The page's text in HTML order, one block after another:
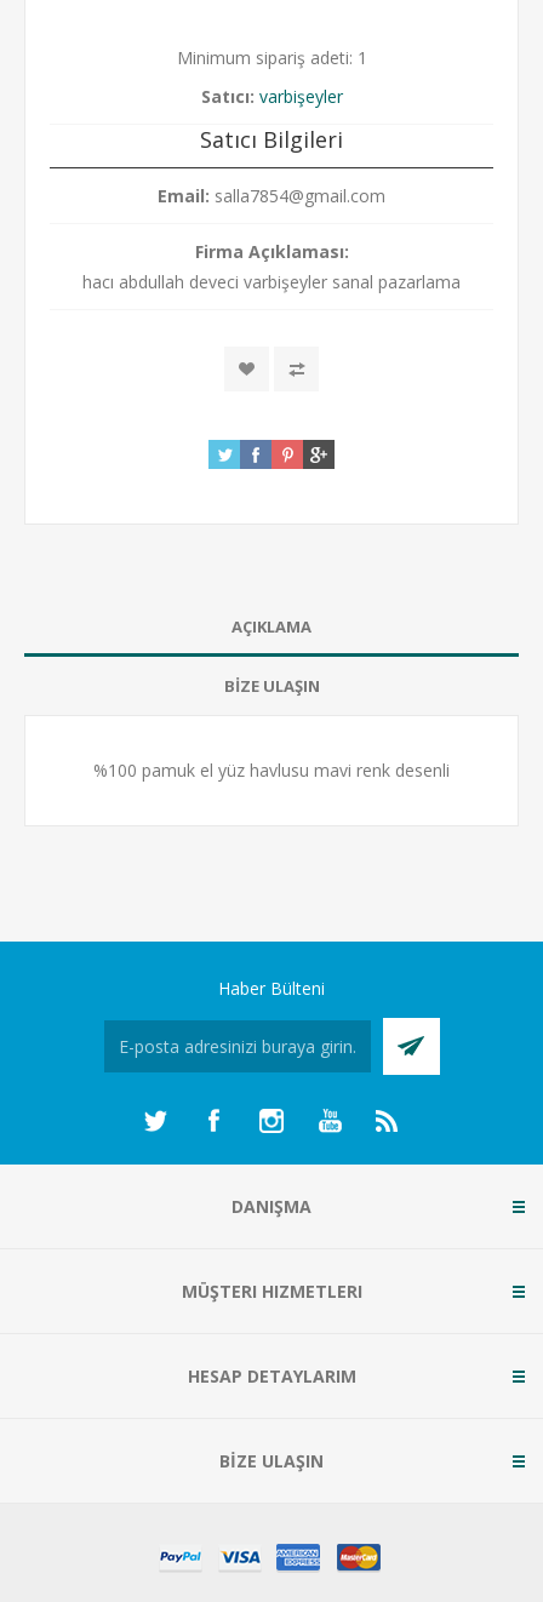
Minimum sipariş adeti: 1
Satıcı: varbişeyler
Satıcı Bilgileri
Email: salla7854@gmail.com
Firma Açıklaması:
hacı abdullah deveci varbişeyler sanal pazarlama
AÇIKLAMA
BİZE ULAŞIN
%100 pamuk el yüz havlusu mavi renk desenli
Haber Bülteni
DANIŞMA
MÜŞTERI HIZMETLERI
HESAP DETAYLARIM
BİZE ULAŞIN